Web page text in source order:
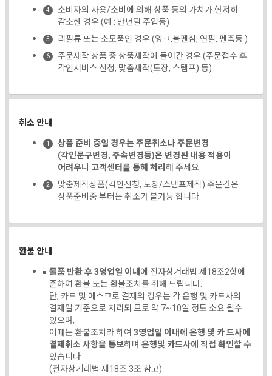
소비자의 사용/소비에 의해 상품 등의 가치가 현저히
감소한 경우 (예 : 만년필 주입등)
리필류 또는 소모품인 경우 (잉크,볼펜심, 연필, 펜촉등 )
주문제작 상품 중 상품제작에 들어간 경우 (주문접수 후
각인서비스 신청, 맞춤제작(도장, 스탬프) 등)
취소 안내
상품 준비 중일 경우는 주문취소나 주문변경
(각인문구변경, 주속변경등)은 변경된 내용 적용이
어려우니 고객센터를 통해 처리해 주세요
맞춤제작상품(각인신청, 도장/스탬프제작) 주문건은
상품준비중 부터는 취소가 불가능 합니다
환불 안내
물품 반환 후 3영업일 이내에 전자상거래법 제18조2항에
준하여 환불 또는 환불조치를 취해 드립니다.
단, 카드 및 에스크로 결제의 경우는 각 은행 및 카드사의
결제일 기준으로 처리되 므로 약 7~10일 정도 소요 될수
있으며,
이때는 환불조치라 하여3영업일 이내에 은행 및 카 드사에
결제취소 사항을 통보하며 은행및 카드사에 직접 확인할 수
있습니다
(전자상거래법 제18조 3조 참고)